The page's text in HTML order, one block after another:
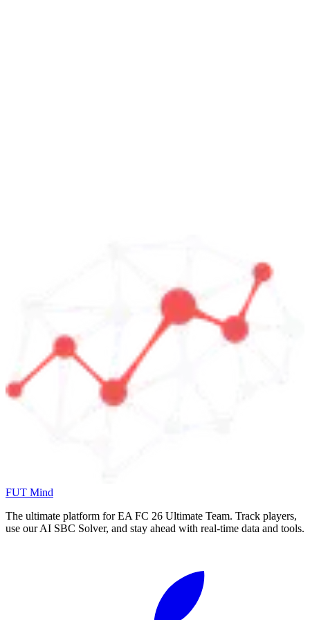
FUT Mind
The ultimate platform for EA FC 26 Ultimate Team. Track players,
use our AI SBC Solver, and stay ahead with real-time data and tools.